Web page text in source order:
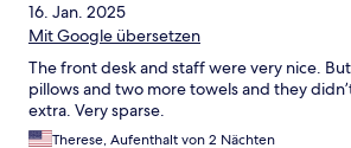
16. Jan. 2025
Mit Google übersetzen
The front desk and staff were very nice.
pillows and two more towels and they
extra. Very sparse.
Therese, Aufenthalt von 2 Nächten